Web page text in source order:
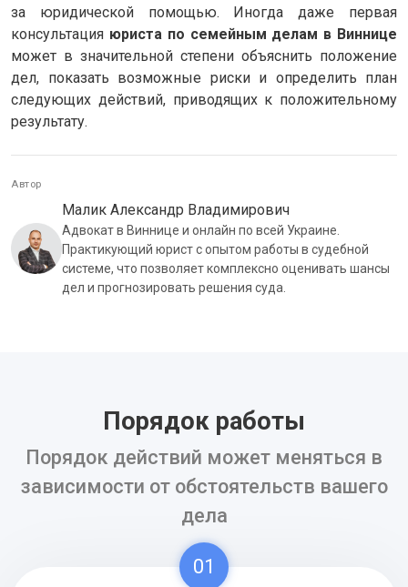
за юридической помощью. Иногда даже первая
консультация юриста по семейным делам в Виннице
может в значительной степени объяснить положение
дел, показать возможные риски и определить план
следующих действий, приводящих к положительному
результату.
Автор
Малик Александр Владимирович
Адвокат в Виннице и онлайн по всей Украине.
Практикующий юрист с опытом работы в судебной
системе, что позволяет комплексно оценивать шансы
дел и прогнозировать решения суда.
Порядок работы
Порядок действий может меняться в
зависимости от обстоятельств вашего
дела
01